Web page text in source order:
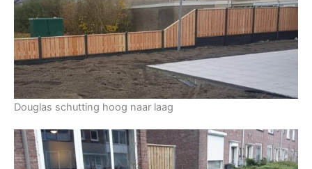
Douglas schutting hoog naar laag